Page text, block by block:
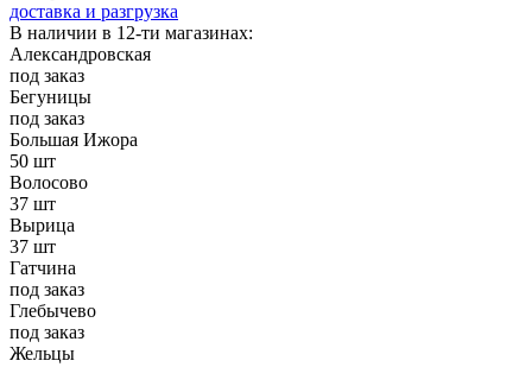
доставка и разгрузка
В наличии в 12-ти магазинах:
Александровская
под заказ
Бегуницы
под заказ
Большая Ижора
50 шт
Волосово
37 шт
Вырица
37 шт
Гатчина
под заказ
Глебычево
под заказ
Жельцы